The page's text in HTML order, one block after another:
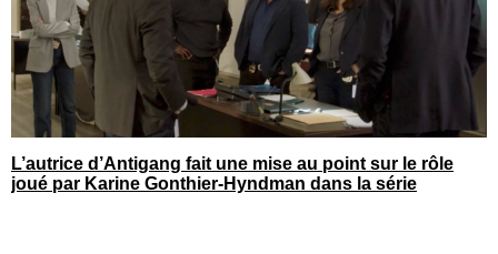
L’autrice d’Antigang fait une mise au point sur le rôle
joué par Karine Gonthier-Hyndman dans la série